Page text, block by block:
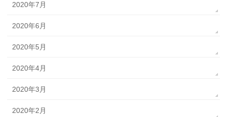
2020年7月
2020年6月
2020年5月
2020年4月
2020年3月
2020年2月